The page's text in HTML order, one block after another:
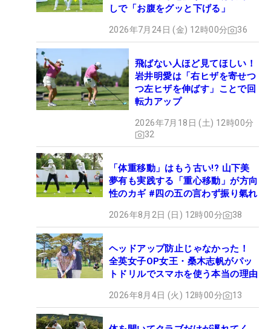
しで「お腹をグッと下げる」
2026年7月24日 (金) 12時00分 36
飛ばない人ほど見てほしい！
岩井明愛は「右ヒザを寄せつ
つ左ヒザを伸ばす」ことで回
転力アップ
2026年7月18日 (土) 12時00分
32
「体重移動」はもう古い!? 山下美
夢有も実践する「重心移動」が方向
性のカギ #四の五の言わず振り氣れ
2026年8月2日 (日) 12時00分 38
ヘッドアップ防止じゃなかった！
全英女子OP女王・桑木志帆がパッ
トドリルでスマホを使う本当の理由
2026年8月4日 (火) 12時00分 13